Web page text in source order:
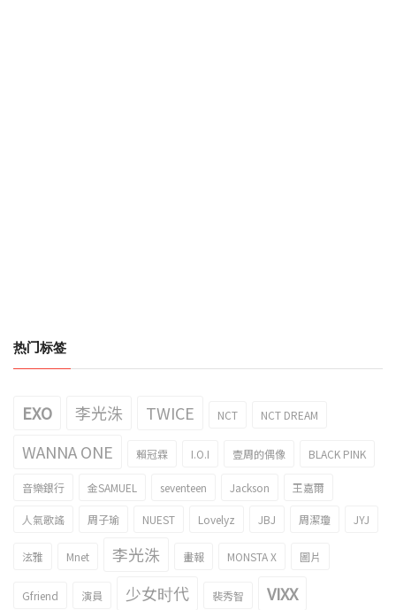
热门标签
EXO 李光洙 TWICE NCT NCT DREAM
WANNA ONE 賴冠霖 I.O.I 壹周的偶像 BLACK PINK
音樂銀行 金SAMUEL seventeen Jackson 王嘉爾
人氣歌謠 周子瑜 NUEST Lovelyz JBJ 周潔瓊 JYJ
泫雅 Mnet 李光洙 畫報 MONSTA X 圖片
Gfriend 演員 少女时代 裴秀智 VIXX